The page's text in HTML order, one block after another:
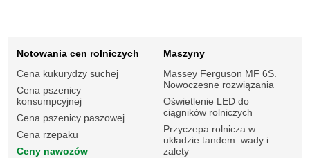
Notowania cen rolniczych
Cena kukurydzy suchej
Cena pszenicy
konsumpcyjnej
Cena pszenicy paszowej
Cena rzepaku
Ceny nawozów
Maszyny
Massey Ferguson MF 6S.
Nowoczesne rozwiązania
Oświetlenie LED do
ciągników rolniczych
Przyczepa rolnicza w
układzie tandem: wady i
zalety